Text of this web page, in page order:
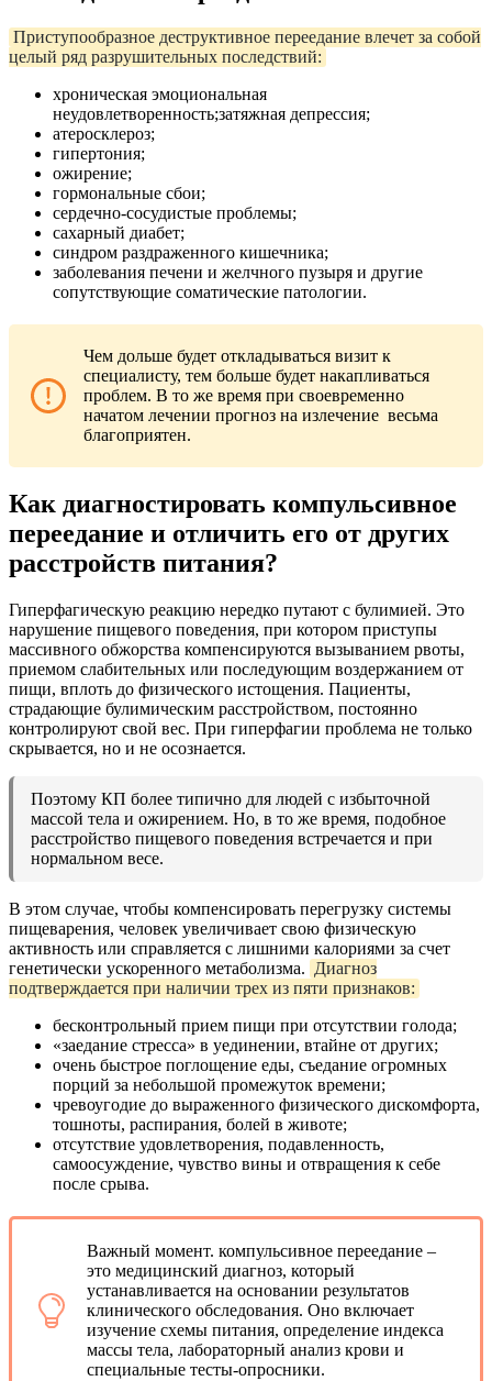
Приступообразное деструктивное переедание влечет за собой
целый ряд разрушительных последствий:
хроническая эмоциональная
неудовлетворенность;затяжная депрессия;
атеросклероз;
гипертония;
ожирение;
гормональные сбои;
сердечно-сосудистые проблемы;
сахарный диабет;
синдром раздраженного кишечника;
заболевания печени и желчного пузыря и другие
сопутствующие соматические патологии.
Чем дольше будет откладываться визит к
специалисту, тем больше будет накапливаться
проблем. В то же время при своевременно
начатом лечении прогноз на излечение весьма
благоприятен.
Как диагностировать компульсивное
переедание и отличить его от других
расстройств питания?
Гиперфагическую реакцию нередко путают с булимией. Это
нарушение пищевого поведения, при котором приступы
массивного обжорства компенсируются вызыванием рвоты,
приемом слабительных или последующим воздержанием от
пищи, вплоть до физического истощения. Пациенты,
страдающие булимическим расстройством, постоянно
контролируют свой вес. При гиперфагии проблема не только
скрывается, но и не осознается.
Поэтому КП более типично для людей с избыточной
массой тела и ожирением. Но, в то же время, подобное
расстройство пищевого поведения встречается и при
нормальном весе.
В этом случае, чтобы компенсировать перегрузку системы
пищеварения, человек увеличивает свою физическую
активность или справляется с лишними калориями за счет
генетически ускоренного метаболизма. Диагноз
подтверждается при наличии трех из пяти признаков:
бесконтрольный прием пищи при отсутствии голода;
«заедание стресса» в уединении, втайне от других;
очень быстрое поглощение еды, съедание огромных
порций за небольшой промежуток времени;
чревоугодие до выраженного физического дискомфорта,
тошноты, распирания, болей в животе;
отсутствие удовлетворения, подавленность,
самоосуждение, чувство вины и отвращения к себе
после срыва.
Важный момент. компульсивное переедание –
это медицинский диагноз, который
устанавливается на основании результатов
клинического обследования. Оно включает
изучение схемы питания, определение индекса
массы тела, лабораторный анализ крови и
специальные тесты-опросники.